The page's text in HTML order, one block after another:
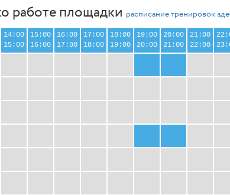
работе площадки расписание тренировок
14:00
15:00
15:00
16:00
16:00
17:00
17:00
18:00
18:00
19:00
19:00
20:00
20:00
21:00
21:00
22:00